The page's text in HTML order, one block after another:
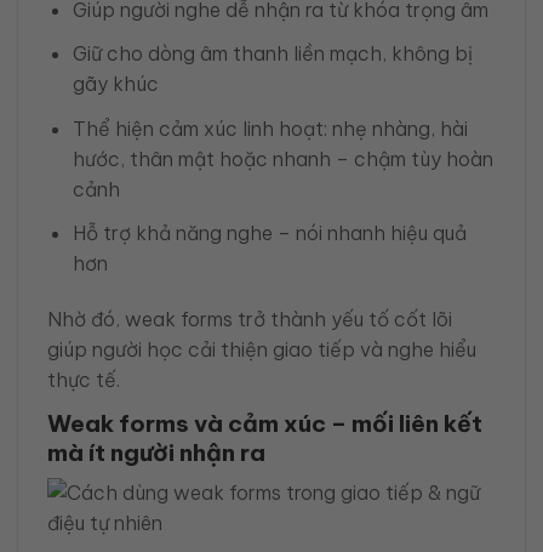
Giúp người nghe dễ nhận ra từ khóa trọng âm
Giữ cho dòng âm thanh liền mạch, không bị
gãy khúc
Thể hiện cảm xúc linh hoạt: nhẹ nhàng, hài
hước, thân mật hoặc nhanh – chậm tùy hoàn
cảnh
Hỗ trợ khả năng nghe – nói nhanh hiệu quả
hơn
Nhờ đó, weak forms trở thành yếu tố cốt lõi
giúp người học cải thiện giao tiếp và nghe hiểu
thực tế.
Weak forms và cảm xúc – mối liên kết
mà ít người nhận ra